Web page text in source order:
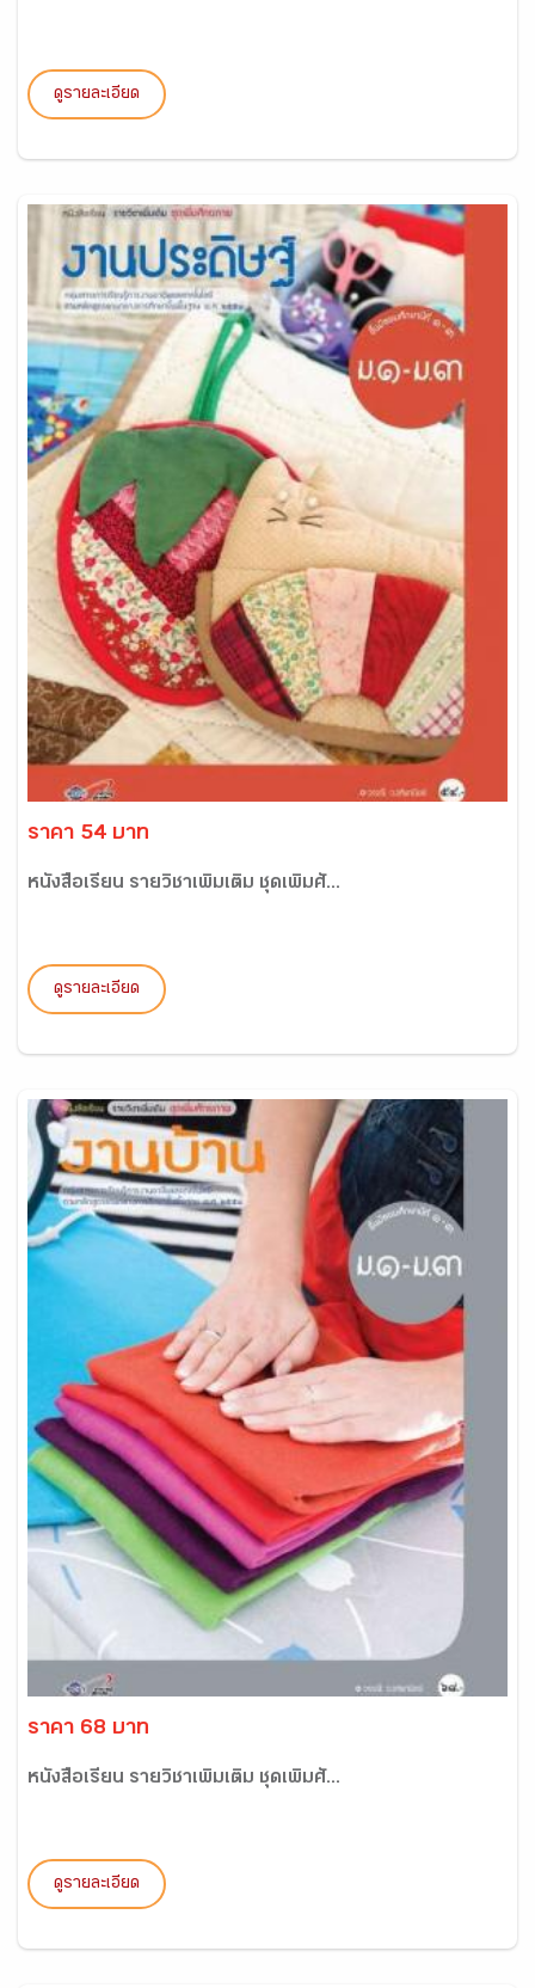
ดูรายละเอียด
ราคา 54 บาท
หนังสือเรียน รายวิชาเพิ่มเติม ชุดเพิ่มศั...
ดูรายละเอียด
ราคา 68 บาท
หนังสือเรียน รายวิชาเพิ่มเติม ชุดเพิ่มศั...
ดูรายละเอียด